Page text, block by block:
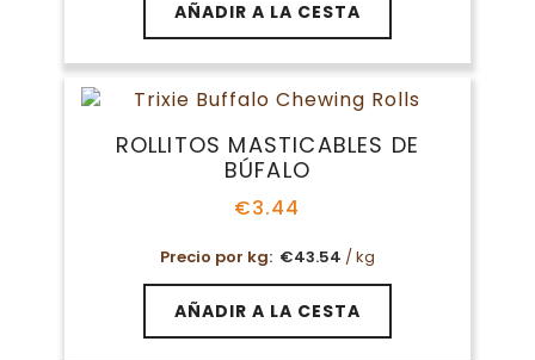
AÑADIR A LA CESTA
ROLLITOS MASTICABLES DE
BÚFALO
€3.44
Precio por kg: €43.54 / kg
AÑADIR A LA CESTA